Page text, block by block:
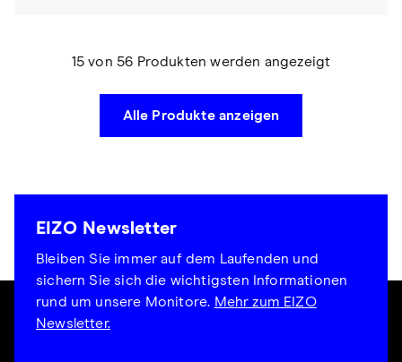
15 von 56 Produkten werden angezeigt
Alle Produkte anzeigen
EIZO Newsletter
Bleiben Sie immer auf dem Laufenden und
sichern Sie sich die wichtigsten Informationen
rund um unsere Monitore. Mehr zum EIZO
Newsletter.